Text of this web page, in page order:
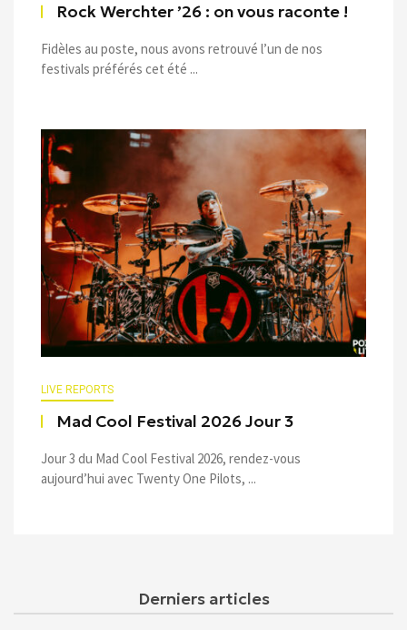
Rock Werchter ’26 : on vous raconte !
Fidèles au poste, nous avons retrouvé l’un de nos
festivals préférés cet été ...
LIVE REPORTS
Mad Cool Festival 2026 Jour 3
Jour 3 du Mad Cool Festival 2026, rendez-vous
aujourd’hui avec Twenty One Pilots, ...
Derniers articles